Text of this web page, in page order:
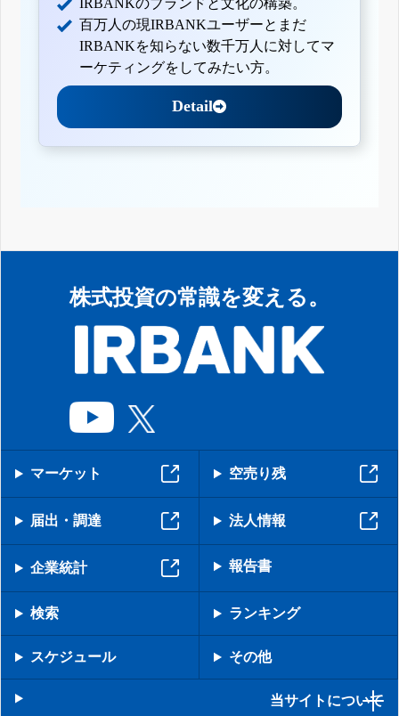
IRBANKのブランドと文化の構築。
百万人の現IRBANKユーザーとまだ
IRBANKを知らない数千万人に対してマ
ーケティングをしてみたい方。
Detail
株式投資の常識を変える。
マーケット 空売り残
届出・調達 法人情報
企業統計 報告書
検索 ランキング
スケジュール その他
当サイトについて